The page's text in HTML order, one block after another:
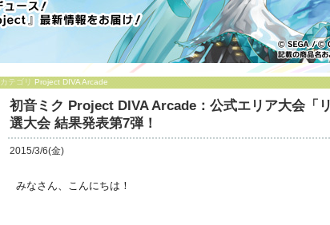
カテゴリ Project DIVA Arcade
初音ミク Project DIVA Arcade：公式エリア大会「
選大会 結果発表第7弾！
2015/3/6(金)
みなさん、こんにちは！